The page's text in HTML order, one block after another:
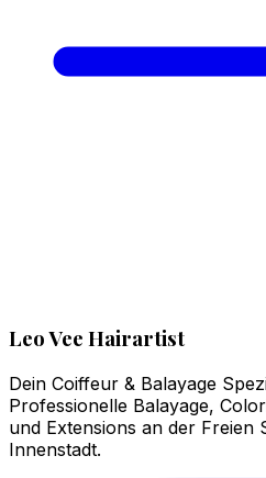
Leo Vee Hairartist
Dein Coiffeur & Balayage
Professionelle Balayage,
und Extensions an der Freien
Innenstadt.